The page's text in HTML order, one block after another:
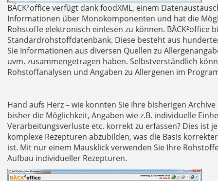
BÄCK²office verfügt dank foodXML, einem
Informationen über Monokomponenten und hat die
Rohstoffe elektronisch einlesen zu können. BÄCK²office
Standardrohstoffdatenbank. Diese besteht aus
Sie Informationen aus diversen Quellen zu
uvm. zusammengetragen haben. Selbstverständlich
Rohstoffanalysen und Angaben zu Allergenen im
Hand aufs Herz – wie konnten Sie Ihre bisherigen
bisher die Möglichkeit, Angaben wie z.B. individuelle
Verarbeitungsverluste etc. korrekt zu erfassen? Dies ist
komplexe Rezepturen abzubilden, was die Basis
ist. Mit nur einem Mausklick verwenden Sie Ihre
Aufbau individueller Rezepturen.